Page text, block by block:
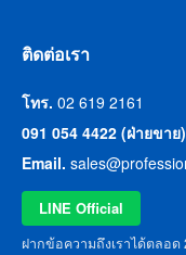
ติดต่อเรา
โทร. 02 619 2161
091 054 4422 (ฝ่ายขาย)
Email.
LINE Official
ฝากข้อความถึงเราได้ตลอด